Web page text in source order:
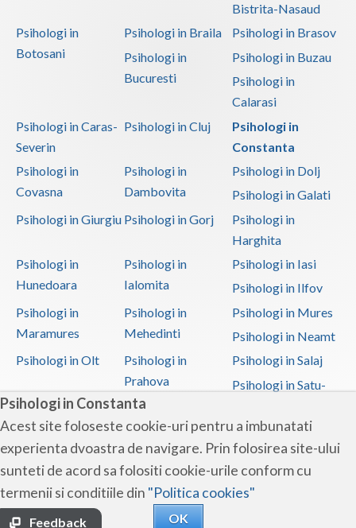
Psihologi in Constanta
Acest site foloseste cookie-uri pentru a imbunatati
experienta dvoastra de navigare. Prin folosirea site-ului
sunteti de acord sa folositi cookie-urile conform cu
termenii si conditiile din "Politica cookies"
OK
Feedback
Bistrita-Nasaud
Psihologi in
Botosani
Psihologi in Braila
Psihologi in Brasov
Psihologi in
Bucuresti
Psihologi in Buzau
Psihologi in
Calarasi
Psihologi in Caras-
Severin
Psihologi in Cluj
Psihologi in
Constanta
Psihologi in
Covasna
Psihologi in
Dambovita
Psihologi in Dolj
Psihologi in Galati
Psihologi in Giurgiu Psihologi in Gorj
Psihologi in
Harghita
Psihologi in
Hunedoara
Psihologi in
Ialomita
Psihologi in Iasi
Psihologi in Ilfov
Psihologi in
Maramures
Psihologi in
Mehedinti
Psihologi in Mures
Psihologi in Neamt
Psihologi in Olt
Psihologi in
Prahova
Psihologi in Salaj
Psihologi in Satu-
Psihologi in Sibiu
Psihologi in
Suceava
Psihologi in
Teleorman
Psihologi in Timis
Psihologi in Tulcea Psihologi in Valcea
Psihologi in Vaslui
Psihologi in
Vrancea